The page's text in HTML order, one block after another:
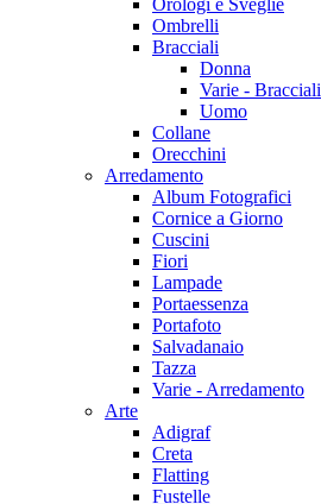
Orologi e Sveglie
Ombrelli
Bracciali
Donna
Varie - Bracciali
Uomo
Collane
Orecchini
Arredamento
Album Fotografici
Cornice a Giorno
Cuscini
Fiori
Lampade
Portaessenza
Portafoto
Salvadanaio
Tazza
Varie - Arredamento
Arte
Adigraf
Creta
Flatting
Fustelle